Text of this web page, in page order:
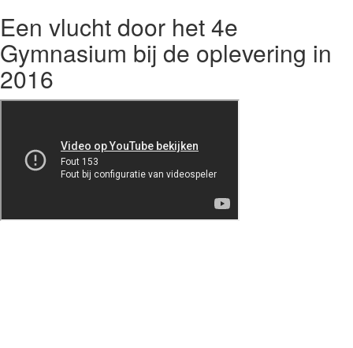
Een vlucht door het 4e
Gymnasium bij de oplevering in
2016